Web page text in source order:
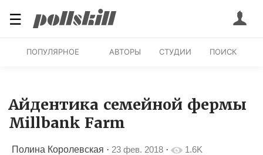
☰
ПОПУЛЯРНОЕ АВТОРЫ СТУДИИ ПОИСК
Айдентика семейной фермы
Millbank Farm
Полина Королевская · 23 фев. 2018 · 1.6K